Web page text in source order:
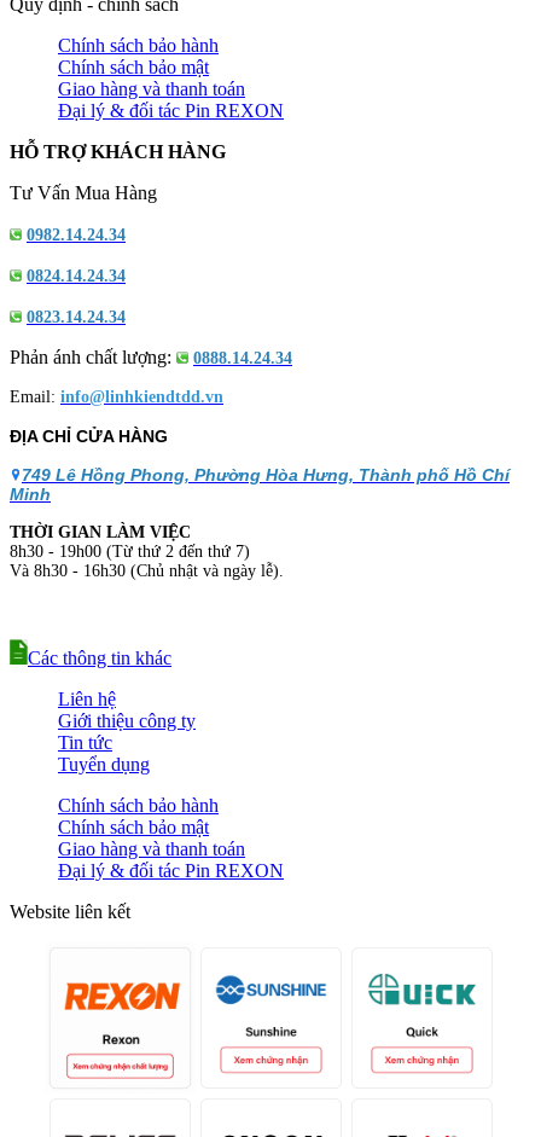
Chính sách bảo hành
Chính sách bảo mật
Giao hàng và thanh toán
Đại lý & đối tác Pin REXON
HỖ TRỢ KHÁCH HÀNG
Tư Vấn Mua Hàng
0982.14.24.34
0824.14.24.34
0823.14.24.34
Phản ánh chất lượng: 0888.14.24.34
Email: info@linhkiendtdd.vn
ĐỊA CHỈ CỬA HÀNG
749 Lê Hồng Phong, Phường Hòa Hưng, Thành phố Hồ Chí
Minh
THỜI GIAN LÀM VIỆC
8h30 - 19h00 (Từ thứ 2 đến thứ 7)
Và 8h30 - 16h30 (Chủ nhật và ngày lễ).
Các thông tin khác
Liên hệ
Giới thiệu công ty
Tin tức
Tuyển dụng
Chính sách bảo hành
Chính sách bảo mật
Giao hàng và thanh toán
Đại lý & đối tác Pin REXON
Website liên kết